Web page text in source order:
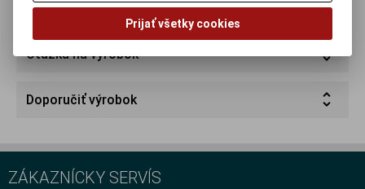
Podrobný popis
Otázka na výrobok
Doporučiť výrobok
ZÁKAZNÍCKY SERVÍS
Prijať všetky cookies